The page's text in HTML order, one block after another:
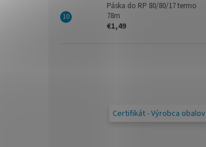
Páska do RP 80/80/17 termo
78m
€1,49
Certifikát - Výrobca obalov